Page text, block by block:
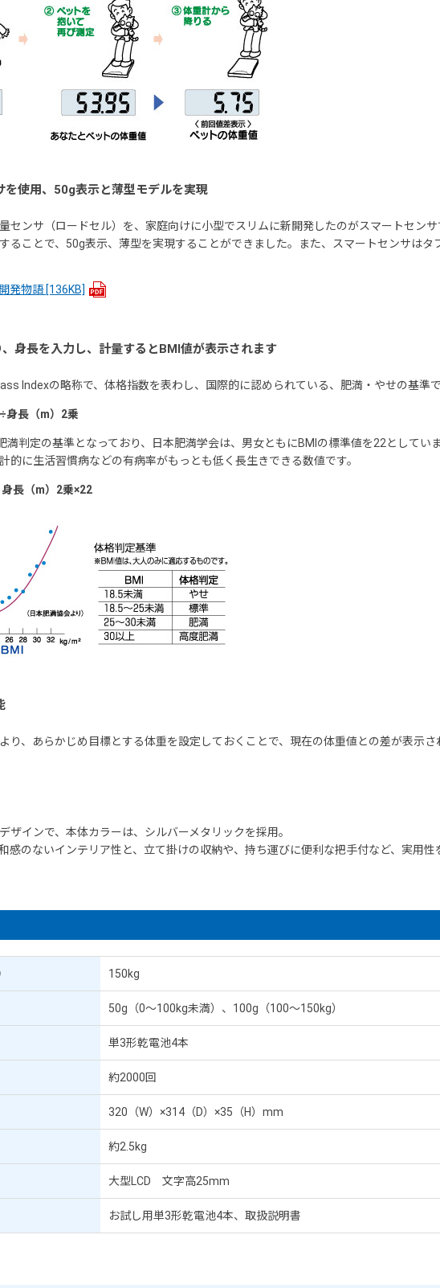
を使用、50g表示と薄型モデルを実現
センサ（ロードセル）を、家庭向けに小型でスリムに新開発したのがスマートセンサ
ることで、50g表示、薄型を実現することができました。また、スマートセンサは
発物語[136KB]
、身長を入力し、計量するとBMI値が表示されます
Indexの略称で、体格指数を表わし、国際的に認められている、肥満・やせの基準で
身長（m）2乗
満判定の基準となっており、日本肥満学会は、男女ともにBMIの標準値を22としていま
的に生活習慣病などの有病率がもっとも低く長生きできる数値です。
長（m）2乗×22
り、あらかじめ目標とする体重を設定しておくことで、現在の体重値との差が表示さ
ザインで、本体カラーは、シルバーメタリックを採用。
感のないインテリア性と、立て掛けの収納や、持ち運びに便利な把手付など、実用性
150kg
50g（0～100kg未満）、100g（100～150kg）
単3形乾電池4本
約2000回
320（W）×314（D）×35（H）mm
約2.5kg
大型LCD 文字高25mm
お試し用単3形乾電池4本、取扱説明書